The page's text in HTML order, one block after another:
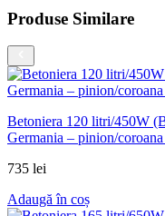
Produse Similare
Betoniera 120 litri/450W
Germania – pinion/
735 lei
Adaugă în coș